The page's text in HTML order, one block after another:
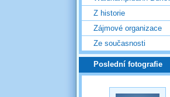
Z historie
Zájmové organizace
Ze současnosti
Poslední fotografie